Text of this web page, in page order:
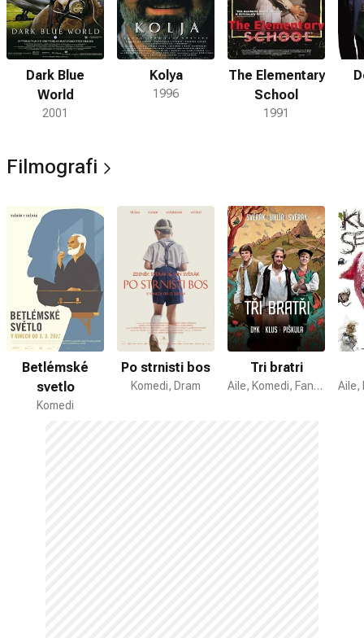
Dark Blue
World
2001
Kolya
1996
The Elementary
School
1991
Filmografi
Betlémské
svetlo
Komedi
Po strnisti bos
Komedi, Dram
Tri bratri
Aile, Komedi, Fantastik